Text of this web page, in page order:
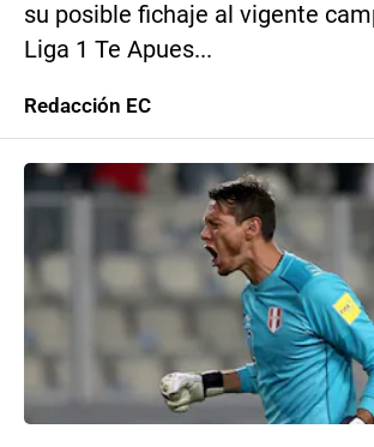
su posible fichaje al vigente
Liga 1 Te Apues...
Redacción EC